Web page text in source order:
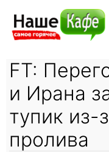
FT:
и Ирана
тупик из-
пролива